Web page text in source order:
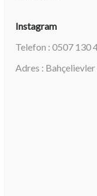
Instagram
Telefon : 0507 130
Adres :